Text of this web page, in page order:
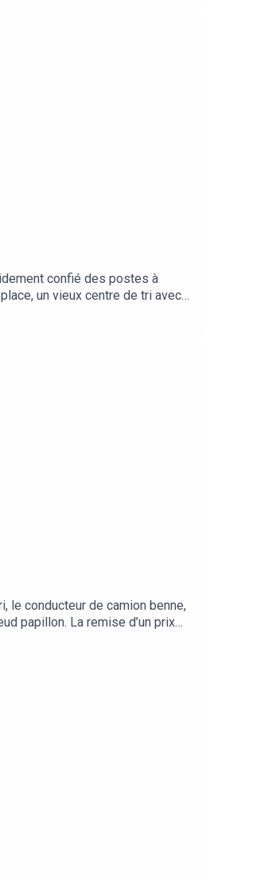
confié des postes à
un vieux centre de tri avec
solidarité dans ses
s’impliquait personnellement
le conducteur de camion benne,
papillon. La remise d’un prix
Les Castors d’Or sont la clé